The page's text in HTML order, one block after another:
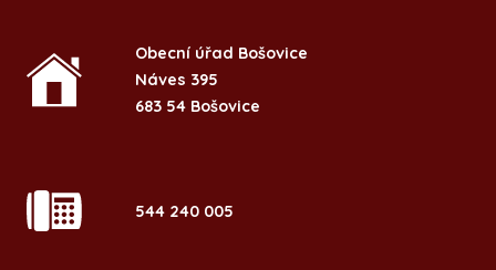
Obecní úřad Bošovice
Náves 395
683 54 Bošovice
544 240 005